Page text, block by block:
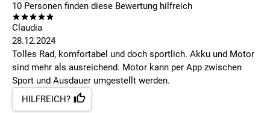
10 Personen finden diese Bewertung hilfreich
Claudia
28.12.2024
Tolles Rad, komfortabel und doch sportlich. Akku und Motor
sind mehr als ausreichend. Motor kann per App zwischen
Sport und Ausdauer umgestellt werden.
HILFREICH?